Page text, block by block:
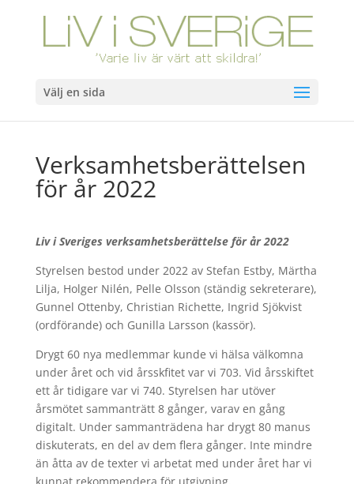
Välj en sida
Verksamhetsberättelsen
för år 2022
Liv i Sveriges verksamhetsberättelse för år 2022
Styrelsen bestod under 2022 av Stefan Estby, Märtha
Lilja, Holger Nilén, Pelle Olsson (ständig sekreterare),
Gunnel Ottenby, Christian Richette, Ingrid Sjökvist
(ordförande) och Gunilla Larsson (kassör).
Drygt 60 nya medlemmar kunde vi hälsa välkomna
under året och vid årsskfitet var vi 703. Vid årsskiftet
ett år tidigare var vi 740. Styrelsen har utöver
årsmötet sammanträtt 8 gånger, varav en gång
digitalt. Under sammanträdena har drygt 80 manus
diskuterats, en del av dem flera gånger. Inte mindre
än åtta av de texter vi arbetat med under året har vi